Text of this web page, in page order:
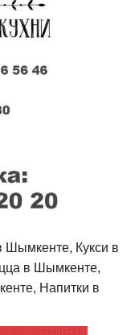
Кукси в
в Шымкенте,
Напитки в